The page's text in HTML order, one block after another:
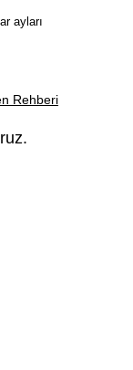
ayları
Rehberi